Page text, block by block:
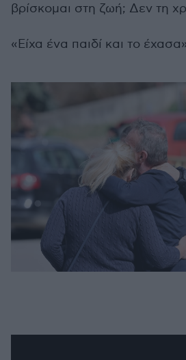
βρίσκομαι στη ζωή; Δεν τη
«Είχα ένα παιδί και το